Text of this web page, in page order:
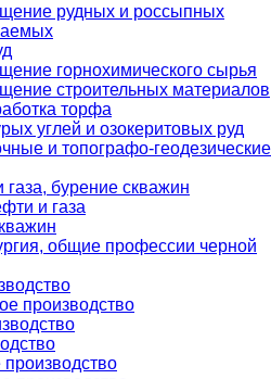
рудных и россыпных
горнохимического сырья
строительных материалов
торфа
углей и озокеритовых руд
и топографо-геодезические
бурение скважин
и газа
общие профессии черной
производство